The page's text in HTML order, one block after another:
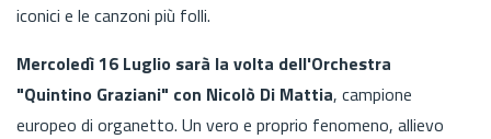
iconici e le canzoni più folli.
Mercoledì 16 Luglio sarà la volta dell'Orchestra
"Quintino Graziani" con Nicolò Di Mattia, campione
europeo di organetto. Un vero e proprio fenomeno, allievo